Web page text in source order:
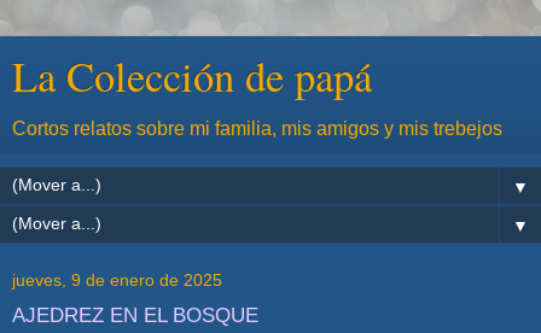
La Colección de papá
Cortos relatos sobre mi familia, mis amigos y mis trebejos
▼
▼
jueves, 9 de enero de 2025
AJEDREZ EN EL BOSQUE